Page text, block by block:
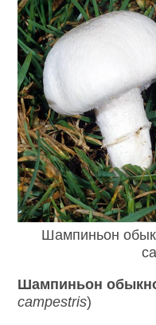
Шампиньон
Шампиньон
campestris)